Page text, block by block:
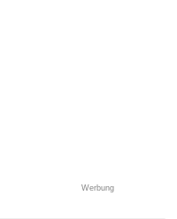
Werbung